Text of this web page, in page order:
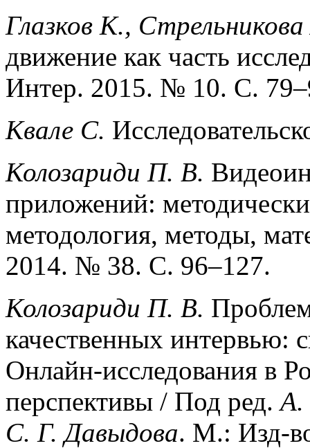
Глазков К.,
движение как часть
Интер. 2015. № 10. С.
Квале С.
Колозариди П. В.
приложений:
методология, методы,
2014. № 38. С. 96–127.
Колозариди П. В.
качественных интервью:
Онлайн-исследования в
перспективы / Под ред.А.
С. Г. Давыдова. М.: Изд-